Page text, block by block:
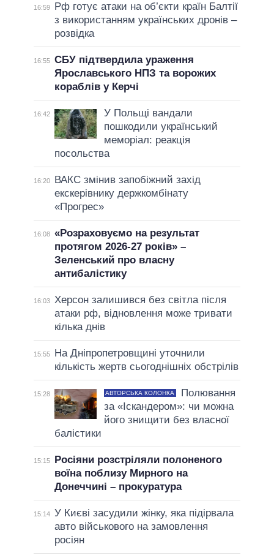
16:59
Рф готує атаки на об’єкти країн Балтії
з використанням українських дронів –
розвідка
16:55 СБУ підтвердила ураження
Ярославського НПЗ та ворожих
кораблів у Керчі
16:42
У Польщі вандали
пошкодили український
меморіал: реакція
посольства
16:20
ВАКС змінив запобіжний захід
екскерівнику держкомбінату
«Прогрес»
16:08 «Розраховуємо на результат
протягом 2026-27 років» –
Зеленський про власну
антибалістику
16:03 Херсон залишився без світла після
атаки рф, відновлення може тривати
кілька днів
15:55
На Дніпропетровщині уточнили
кількість жертв сьогоднішніх обстрілів
15:28 АВТОРСЬКА КОЛОНКА
Полювання
за «Іскандером»: чи можна
його знищити без власної
балістики
15:15
Росіяни розстріляли полоненого
воїна поблизу Мирного на
Донеччині – прокуратура
15:14 У Києві засудили жінку, яка підірвала
авто військового на замовлення
росіян